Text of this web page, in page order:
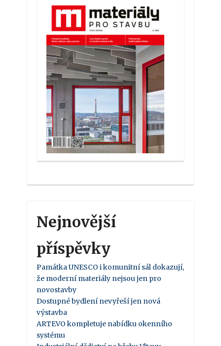
Nejnovější
příspěvky
Památka UNESCO i komunitní sál dokazují,
že moderní materiály nejsou jen pro
novostavby
Dostupné bydlení nevyřeší jen nová
výstavba
ARTEVO kompletuje nabídku okenního
systému